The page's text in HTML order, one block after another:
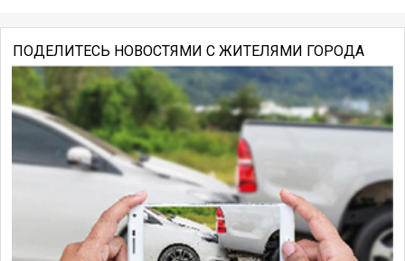
ПОДЕЛИТЕСЬ НОВОСТЯМИ С ЖИТЕЛЯМИ ГОРОДА